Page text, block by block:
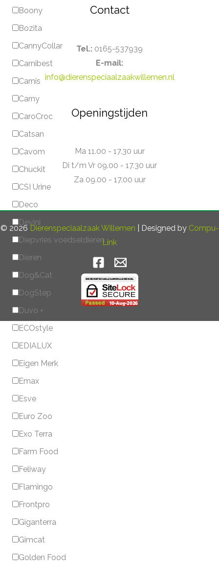
Boony
Bozita
CannyCollar
Carnibest
Carnis
Carny
CaroCroc
Catsan
Cavom
Chuckit
CSI Urine
Deco
Devini
Diepvries voedseldieren
Dieren
Dog&Cat
DogStep
Duvo +
ECOstyle
EDIALUX
Eigen Merk
Emax
Esve
Euro Zoo
Exo Terra
Farm Food
Feliway
Flamingo
Frontpro
Giganterra
Gimcat
Golden Food
Contact
Tel.: 0165-537939
E-mail:
info@dierenspeciaalzaakwillemen.nl
Openingstijden
Ma 11.00 - 17.30 uur
Di t/m Vr 09.00 - 17.30 uur
Za 09.00 - 17.00 uur
© 2026 Dierenspeciaalzaak Willemen | Designed by Compu-
Link